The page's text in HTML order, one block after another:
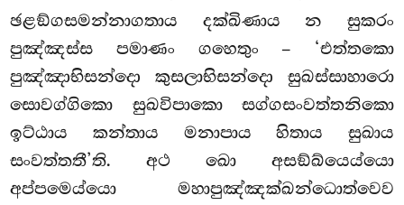
ඡළඞ්ගසමන්නාගතාය දක්ඛිණාය න සුකරං
පුඤ්ඤස්ස පමාණං ගහෙතුං – ‘එත්තකො
පුඤ්ඤාභිසන්දො කුසලාභිසන්දො සුඛස්සාහාරො
සොවග්ගිකො සුඛවිපාකො සග්ගසංවත්තනිකො
ඉට්ඨාය කන්තාය මනාපාය හිතාය සුඛාය
සංවත්තතී’ති. අථ ඛො අසඞ්ඛ්යෙය්යො
අප්පමෙය්යො මහාපුඤ්ඤක්ඛන්ධොත්වෙව